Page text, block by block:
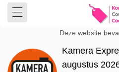
Deze website
Kamera
augustus